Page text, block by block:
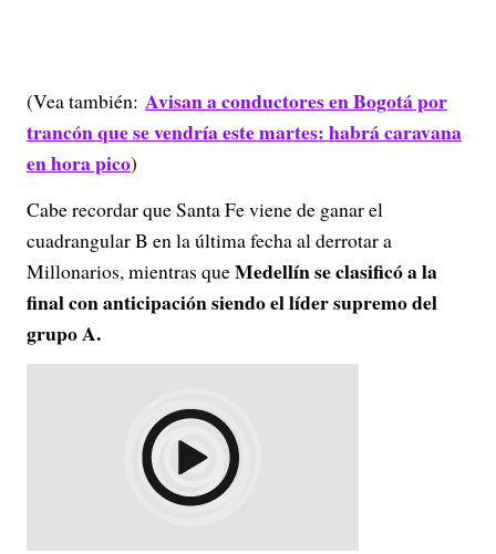
(Vea también: Avisan a conductores en Bogotá por
trancón que se vendría este martes: habrá caravana
en hora pico)
Cabe recordar que Santa Fe viene de ganar el
cuadrangular B en la última fecha al derrotar a
Millonarios, mientras queMedellín se clasificó a la
final con anticipación siendo el líder supremo del
grupo A.